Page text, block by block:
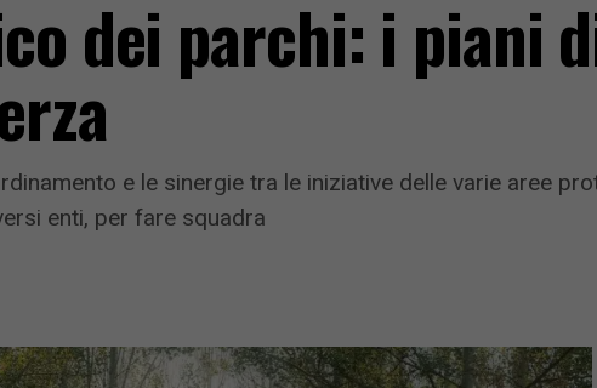
dei parchi: i piani
e le sinergie tra le iniziative delle varie aree
enti, per fare squadra